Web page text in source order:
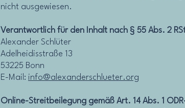
nicht ausgewiesen.
Verantwortlich für den Inhalt nach § 55 Abs. 2
Alexander Schlüter
Adelheidisstraße 13
53225 Bonn
E-Mail: info@alexanderschlueter.org
Online-Streitbeilegung gemäß Art. 14 Abs. 1